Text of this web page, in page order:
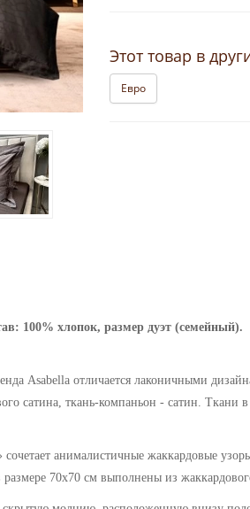
Этот товар в
Евро
100% хлопок, размер дуэт (семейный).
Asabella отличается лаконичными
сатина, ткань-компаньон - сатин. Ткани
анималистичные жаккардовые
70х70 см выполнены из